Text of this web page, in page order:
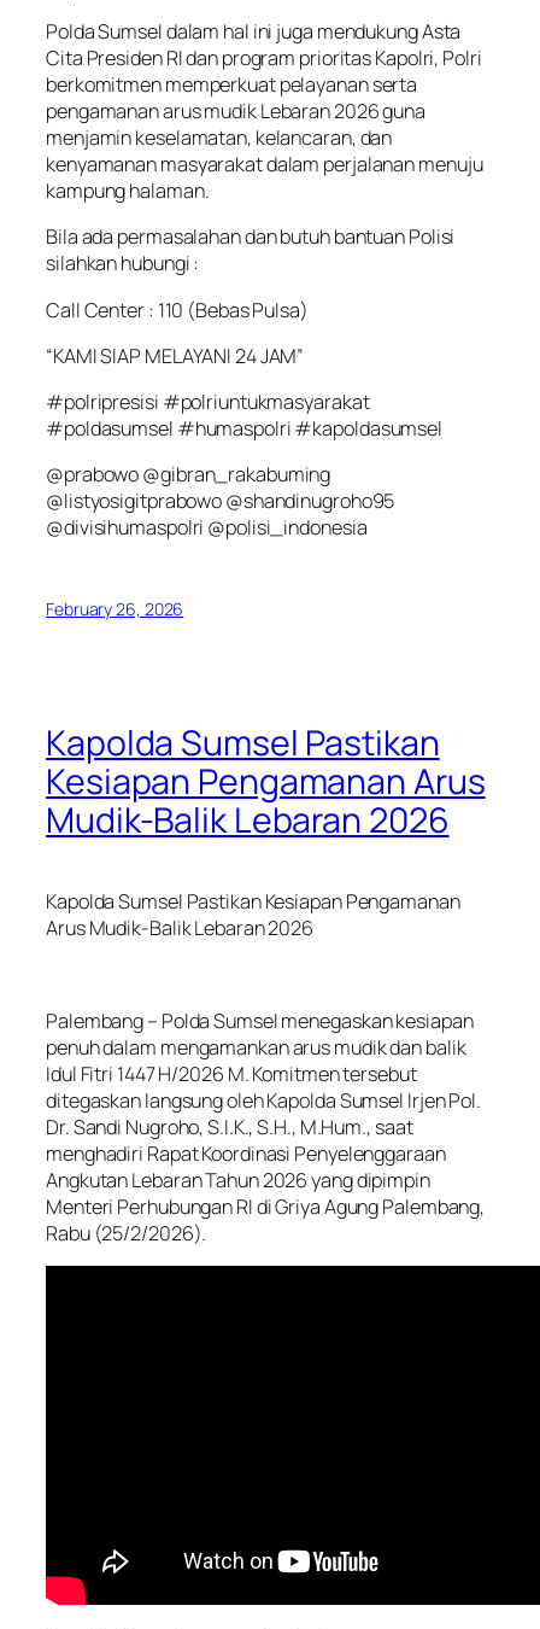
Polda Sumsel dalam hal ini juga mendukung Asta
Cita Presiden RI dan program prioritas Kapolri, Polri
berkomitmen memperkuat pelayanan serta
pengamanan arus mudik Lebaran 2026 guna
menjamin keselamatan, kelancaran, dan
kenyamanan masyarakat dalam perjalanan menuju
kampung halaman.
Bila ada permasalahan dan butuh bantuan Polisi
silahkan hubungi :
Call Center : 110 (Bebas Pulsa)
“KAMI SIAP MELAYANI 24 JAM”
#polripresisi #polriuntukmasyarakat
#poldasumsel #humaspolri #kapoldasumsel
@prabowo @gibran_rakabuming
@listyosigitprabowo @shandinugroho95
@divisihumaspolri @polisi_indonesia
February 26, 2026
Kapolda Sumsel Pastikan
Kesiapan Pengamanan Arus
Mudik-Balik Lebaran 2026
Kapolda Sumsel Pastikan Kesiapan Pengamanan
Arus Mudik-Balik Lebaran 2026
Palembang – Polda Sumsel menegaskan kesiapan
penuh dalam mengamankan arus mudik dan balik
Idul Fitri 1447 H/2026 M. Komitmen tersebut
ditegaskan langsung oleh Kapolda Sumsel Irjen Pol.
Dr. Sandi Nugroho, S.I.K., S.H., M.Hum., saat
menghadiri Rapat Koordinasi Penyelenggaraan
Angkutan Lebaran Tahun 2026 yang dipimpin
Menteri Perhubungan RI di Griya Agung Palembang,
Rabu (25/2/2026).